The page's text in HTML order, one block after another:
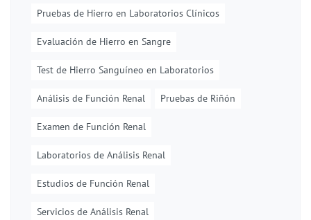
Pruebas de Hierro en Laboratorios Clínicos
Evaluación de Hierro en Sangre
Test de Hierro Sanguíneo en Laboratorios
Análisis de Función Renal Pruebas de Riñón
Examen de Función Renal
Laboratorios de Análisis Renal
Estudios de Función Renal
Servicios de Análisis Renal